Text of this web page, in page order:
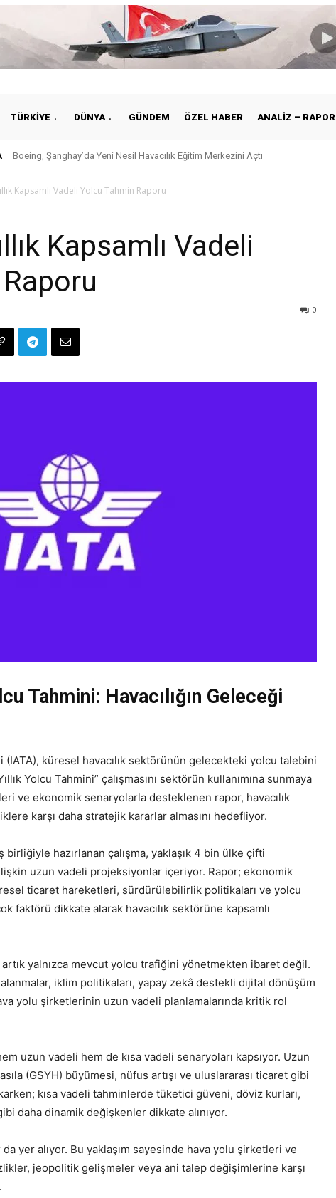
TÜRKIYE DÜNYA GÜNDEM ÖZEL HABER ANALIZ – RAPOR
Boeing, Şanghay’da Yeni Nesil Havacılık Eğitim Merkezini Açtı
Kapsamlı Vadeli Yolcu Tahmin Raporu
Kapsamlı Vadeli
0
Tahmini: Havacılığın Geleceği
(IATA), küresel havacılık sektörünün gelecekteki yolcu talebini
Yolcu Tahmini” çalışmasını sektörün kullanımına sunmaya
ve ekonomik senaryolarla desteklenen rapor, havacılık
karşı daha stratejik kararlar almasını hedefliyor.
birliğiyle hazırlanan çalışma, yaklaşık 4 bin ülke çifti
uzun vadeli projeksiyonlar içeriyor. Rapor; ekonomik
ticaret hareketleri, sürdürülebilirlik politikaları ve yolcu
faktörü dikkate alarak havacılık sektörüne kapsamlı
yalnızca mevcut yolcu trafiğini yönetmekten ibaret değil.
iklim politikaları, yapay zekâ destekli dijital dönüşüm
yolu şirketlerinin uzun vadeli planlamalarında kritik rol
uzun vadeli hem de kısa vadeli senaryoları kapsıyor. Uzun
(GSYH) büyümesi, nüfus artışı ve uluslararası ticaret gibi
kısa vadeli tahminlerde tüketici güveni, döviz kurları,
daha dinamik değişkenler dikkate alınıyor.
yer alıyor. Bu yaklaşım sayesinde hava yolu şirketleri ve
jeopolitik gelişmeler veya ani talep değişimlerine karşı